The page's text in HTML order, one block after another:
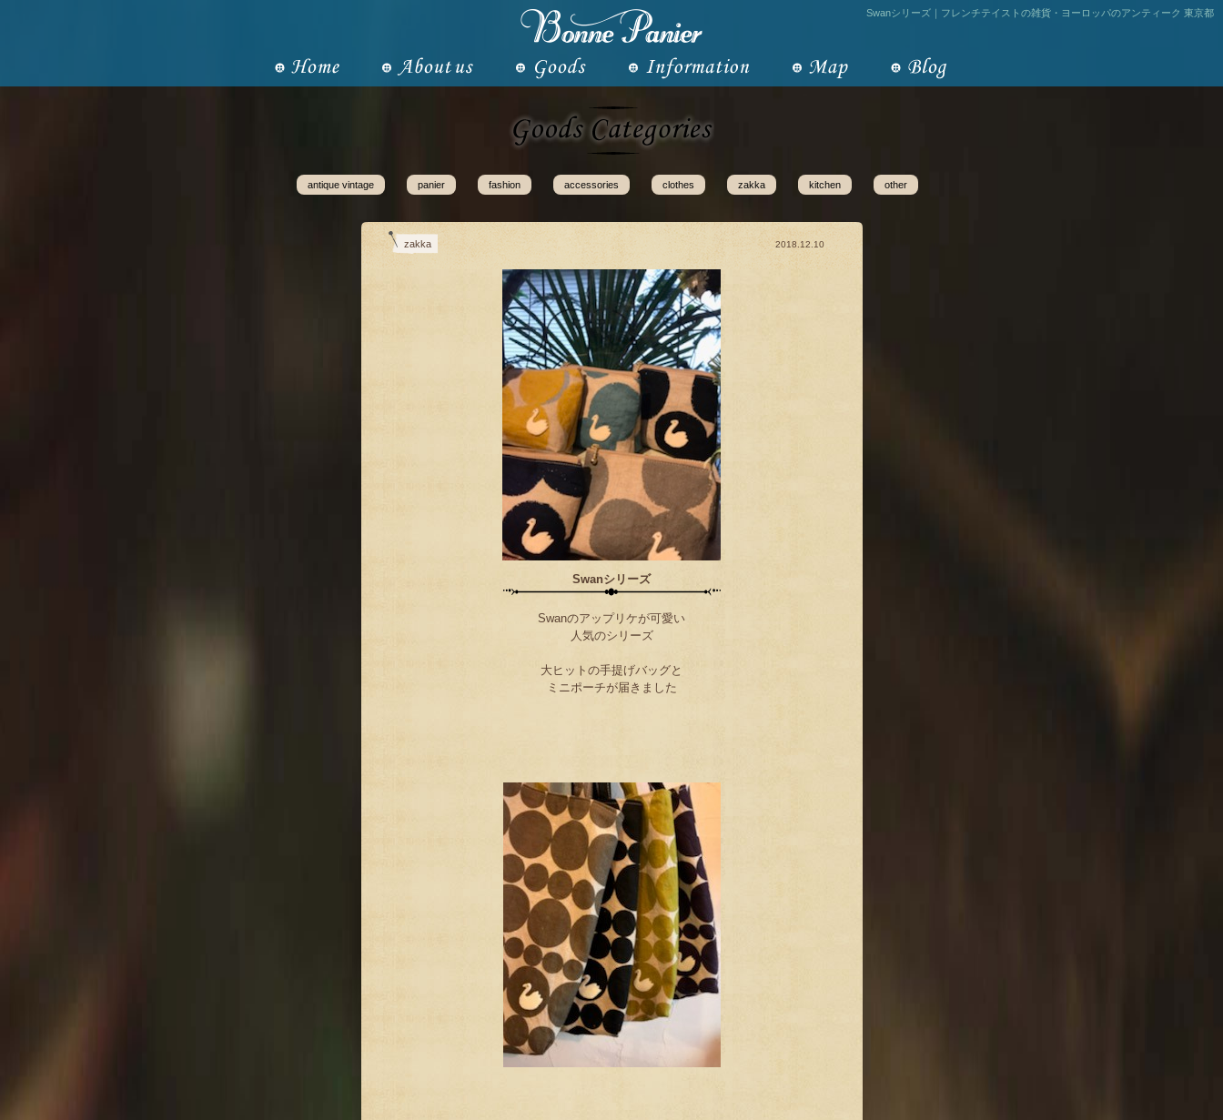
Swanシリーズ｜フレンチテイストの雑貨・ヨーロッパのアンティーク 東京都
antique vintage panier fashion accessories clothes zakka kitchen other
zakka 2018.12.10
Swanシリーズ
Swanのアップリケが可愛い
人気のシリーズ
大ヒットの手提げバッグと
ミニポーチが届きました